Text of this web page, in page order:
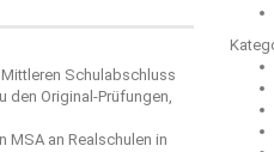
Schulabschluss
den Original-Prüfungen,
MSA an Realschulen in